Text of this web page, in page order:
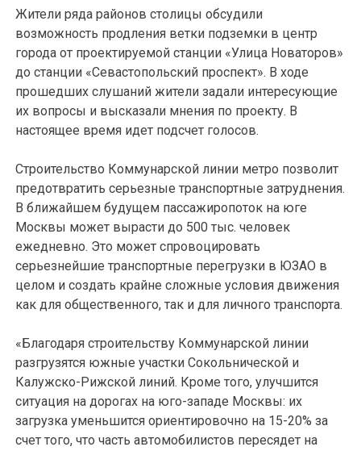
Жители ряда районов столицы обсудили
возможность продления ветки подземки в центр
города от проектируемой станции «Улица Новаторов»
до станции «Севастопольский проспект». В ходе
прошедших слушаний жители задали интересующие
их вопросы и высказали мнения по проекту. В
настоящее время идет подсчет голосов.
Строительство Коммунарской линии метро позволит
предотвратить серьезные транспортные затруднения.
В ближайшем будущем пассажиропоток на юге
Москвы может вырасти до 500 тыс. человек
ежедневно. Это может спровоцировать
серьезнейшие транспортные перегрузки в ЮЗАО в
целом и создать крайне сложные условия движения
как для общественного, так и для личного транспорта.
«Благодаря строительству Коммунарской линии
разгрузятся южные участки Сокольнической и
Калужско-Рижской линий. Кроме того, улучшится
ситуация на дорогах на юго-западе Москвы: их
загрузка уменьшится ориентировочно на 15-20% за
счет того, что часть автомобилистов пересядет на